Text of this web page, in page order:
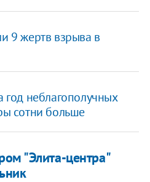
9 жертв взрыва в
год неблагополучных
сотни больше
"Элита-центра"